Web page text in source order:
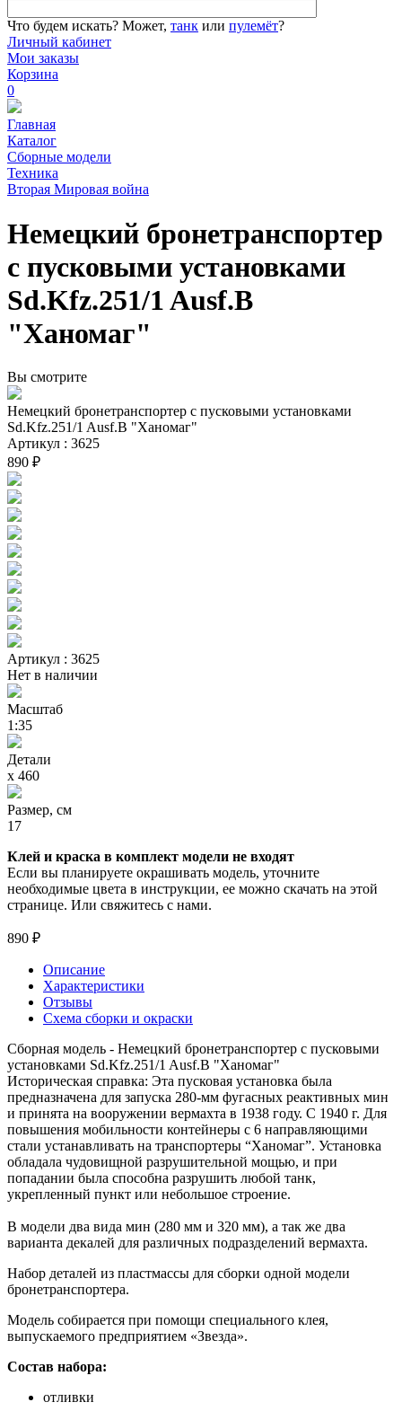
Что будем искать? Может, танк или пулемёт?
Личный кабинет
Мои заказы
Корзина
0
Главная
Каталог
Сборные модели
Техника
Вторая Мировая война
Немецкий бронетранспортер
с пусковыми установками
Sd.Kfz.251/1 Ausf.B
"Ханомаг"
Вы смотрите
Немецкий бронетранспортер с пусковыми установками
Sd.Kfz.251/1 Ausf.B "Ханомаг"
Артикул : 3625
890 ₽
Артикул : 3625
Нет в наличии
Масштаб
1:35
Детали
х 460
Размер, см
17
Клей и краска в комплект модели не входят
Если вы планируете окрашивать модель, уточните
необходимые цвета в инструкции, ее можно скачать на этой
странице. Или свяжитесь с нами.
890 ₽
Описание
Характеристики
Отзывы
Схема сборки и окраски
Сборная модель - Немецкий бронетранспортер с пусковыми
установками Sd.Kfz.251/1 Ausf.B "Ханомаг"
Историческая справка: Эта пусковая установка была
предназначена для запуска 280-мм фугасных реактивных мин
и принята на вооружении вермахта в 1938 году. С 1940 г. Для
повышения мобильности контейнеры с 6 направляющими
стали устанавливать на транспортеры “Ханомаг”. Установка
обладала чудовищной разрушительной мощью, и при
попадании была способна разрушить любой танк,
укрепленный пункт или небольшое строение.
В модели два вида мин (280 мм и 320 мм), а так же два
варианта декалей для различных подразделений вермахта.
Набор деталей из пластмассы для сборки одной модели
бронетранспортера.
Модель собирается при помощи специального клея,
выпускаемого предприятием «Звезда».
Состав набора:
отливки